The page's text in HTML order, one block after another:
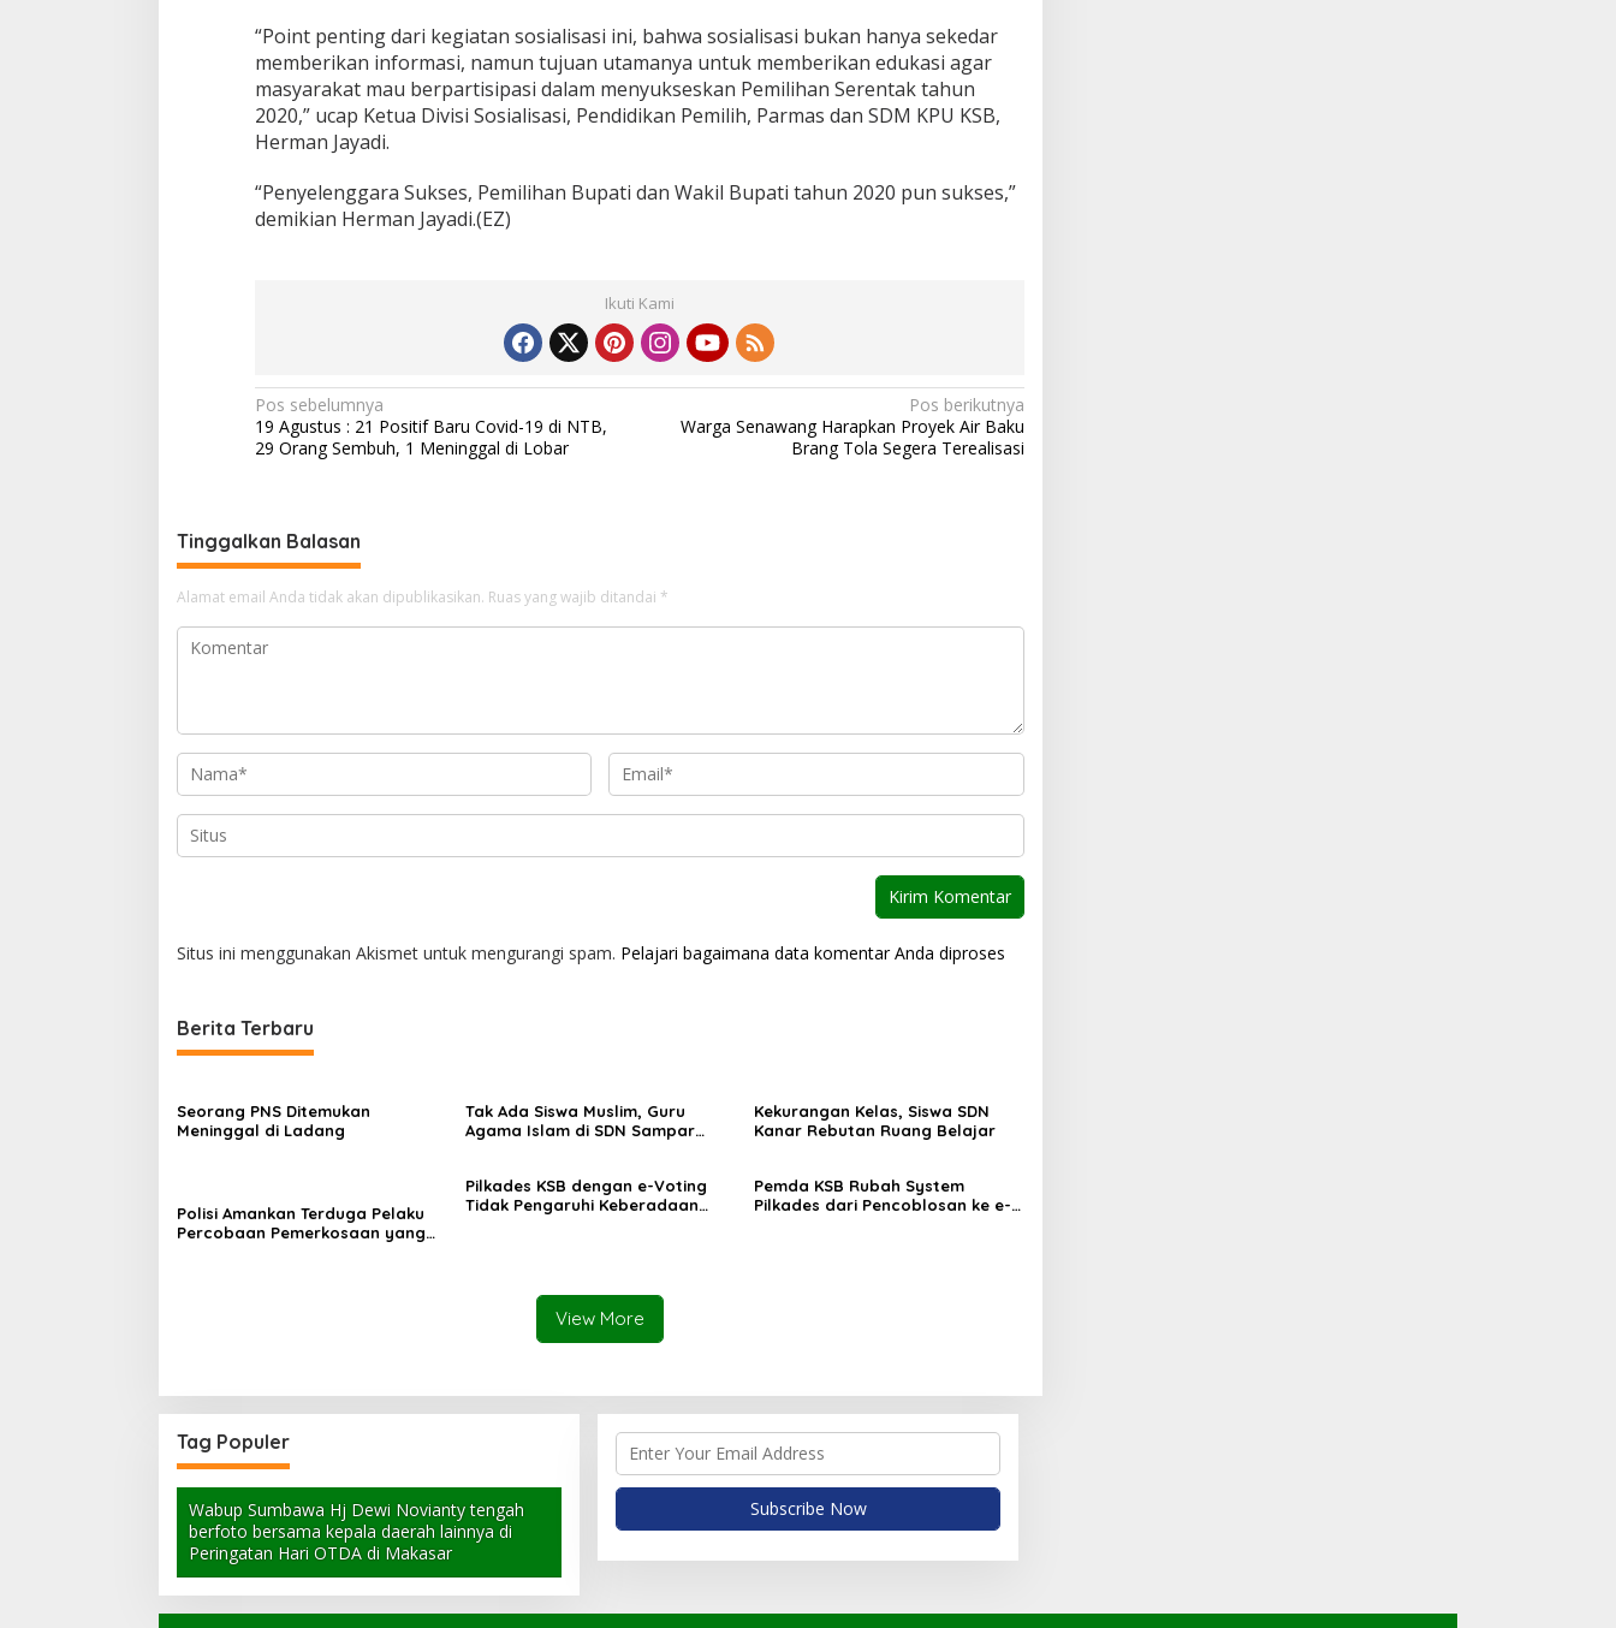
“Point penting dari kegiatan sosialisasi ini, bahwa sosialisasi bukan hanya sekedar
memberikan informasi, namun tujuan utamanya untuk memberikan edukasi agar
masyarakat mau berpartisipasi dalam menyukseskan Pemilihan Serentak tahun
2020,” ucap Ketua Divisi Sosialisasi, Pendidikan Pemilih, Parmas dan SDM KPU KSB,
Herman Jayadi.
“Penyelenggara Sukses, Pemilihan Bupati dan Wakil Bupati tahun 2020 pun sukses,”
demikian Herman Jayadi.(EZ)
Ikuti Kami
N
a
g
a
s
i
s
Pos sebelumnya
19 Agustus : 21 Positif Baru Covid-19 di NTB,
29 Orang Sembuh, 1 Meninggal di Lobar
Pos berikutnya
Warga Senawang Harapkan Proyek Air Baku
Brang Tola Segera Terealisasi
Tinggalkan Balasan
Alamat email Anda tidak akan dipublikasikan. Ruas yang wajib ditandai *
Situs ini menggunakan Akismet untuk mengurangi spam. Pelajari bagaimana data komentar Anda diproses
Berita Terbaru
Seorang PNS Ditemukan
Meninggal di Ladang
Tak Ada Siswa Muslim, Guru
Agama Islam di SDN Sampar
Kekurangan Kelas, Siswa SDN
Kanar Rebutan Ruang Belajar
Polisi Amankan Terduga Pelaku
Percobaan Pemerkosaan yang
Pilkades KSB dengan e-Voting
Tidak Pengaruhi Keberadaan
Pemda KSB Rubah System
Pilkades dari Pencoblosan ke e-
View More
Tag Populer
Wabup Sumbawa Hj Dewi Novianty tengah
berfoto bersama kepala daerah lainnya di
Peringatan Hari OTDA di Makasar